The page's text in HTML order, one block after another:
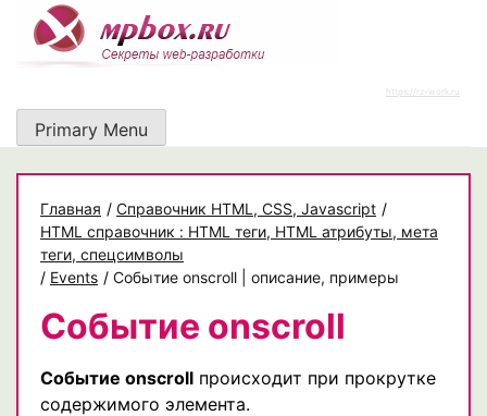
content
https://rz-work.ru
Primary Menu
Главная / Cправочник HTML, CSS, Javascript /
HTML справочник : HTML теги, HTML атрибуты, мета
теги, спецсимволы
/ Events / Событие onscroll | описание, примеры
Событие onscroll
Событие onscroll происходит при прокрутке
содержимого элемента.